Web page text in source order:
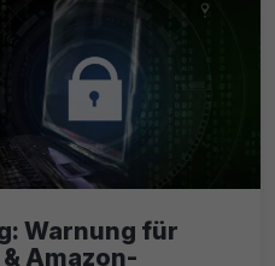
Warnung für
Amazon-